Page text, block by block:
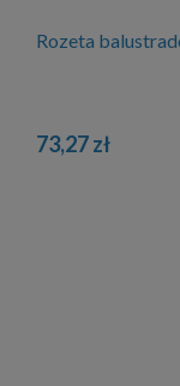
Rozeta
73,27 zł